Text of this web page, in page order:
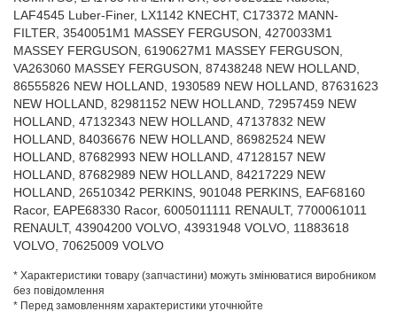
LAF4545 Luber-Finer, LX1142 KNECHT, C173372 MANN-
FILTER, 3540051M1 MASSEY FERGUSON, 4270033M1
MASSEY FERGUSON, 6190627M1 MASSEY FERGUSON,
VA263060 MASSEY FERGUSON, 87438248 NEW HOLLAND,
86555826 NEW HOLLAND, 1930589 NEW HOLLAND, 87631623
NEW HOLLAND, 82981152 NEW HOLLAND, 72957459 NEW
HOLLAND, 47132343 NEW HOLLAND, 47137832 NEW
HOLLAND, 84036676 NEW HOLLAND, 86982524 NEW
HOLLAND, 87682993 NEW HOLLAND, 47128157 NEW
HOLLAND, 87682989 NEW HOLLAND, 84217229 NEW
HOLLAND, 26510342 PERKINS, 901048 PERKINS, EAF68160
Racor, EAPE68330 Racor, 6005011111 RENAULT, 7700061011
RENAULT, 43904200 VOLVO, 43931948 VOLVO, 11883618
VOLVO, 70625009 VOLVO
* Характеристики товару (запчастини) можуть змінюватися виробником
без повідомлення
* Перед замовленням характеристики уточнюйте